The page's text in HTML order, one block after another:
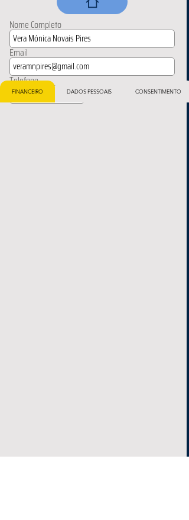
Nome Completo
Email
Telefone
FINANCEIRO DADOS PESSOAIS CONSENTIMENTO